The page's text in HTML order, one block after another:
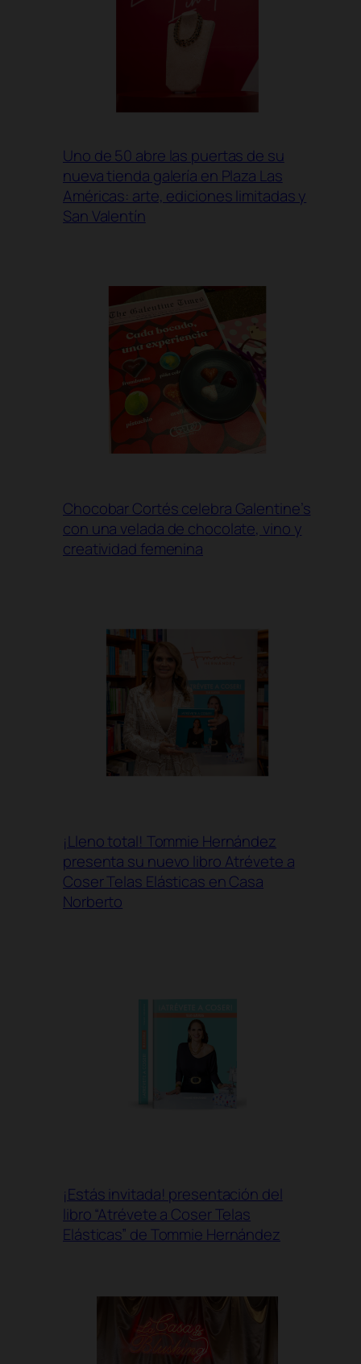
Uno de 50 abre las puertas de su
nueva tienda galería en Plaza Las
Américas: arte, ediciones limitadas y
San Valentín
Chocobar Cortés celebra Galentine’s
con una velada de chocolate, vino y
creatividad femenina
¡Lleno total! Tommie Hernández
presenta su nuevo libro Atrévete a
Coser Telas Elásticas en Casa
Norberto
¡Estás invitada! presentación del
libro “Atrévete a Coser Telas
Elásticas” de Tommie Hernández